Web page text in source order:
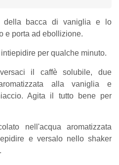
della bacca di vaniglia e lo
e porta ad ebollizione.
per qualche minuto.
il caffè solubile, due
alla vaniglia e
Agita il tutto bene per
nell'acqua aromatizzata
e versalo nello shaker